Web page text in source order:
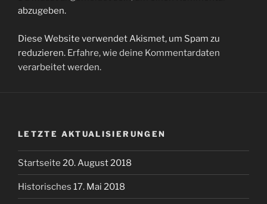
abzugeben.
Diese Website verwendet Akismet, um Spam zu
reduzieren. Erfahre, wie deine Kommentardaten
verarbeitet werden.
LETZTE AKTUALISIERUNGEN
Startseite 20. August 2018
Historisches 17. Mai 2018